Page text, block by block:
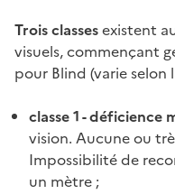
Trois classesexistent
visuels, commençant
pour Blind (varie selon
classe 1 - déficience
vision. Aucune ou
Impossibilité de
un mètre ;